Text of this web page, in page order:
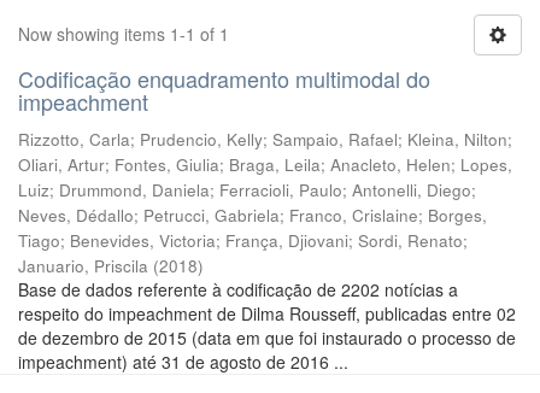
Now showing items 1-1 of 1
Codificação enquadramento multimodal do
impeachment
Rizzotto, Carla; Prudencio, Kelly; Sampaio, Rafael; Kleina, Nilton;
Oliari, Artur; Fontes, Giulia; Braga, Leila; Anacleto, Helen; Lopes,
Luiz; Drummond, Daniela; Ferracioli, Paulo; Antonelli, Diego;
Neves, Dédallo; Petrucci, Gabriela; Franco, Crislaine; Borges,
Tiago; Benevides, Victoria; França, Djiovani; Sordi, Renato;
Januario, Priscila (2018)
Base de dados referente à codificação de 2202 notícias a
respeito do impeachment de Dilma Rousseff, publicadas entre 02
de dezembro de 2015 (data em que foi instaurado o processo de
impeachment) até 31 de agosto de 2016 ...